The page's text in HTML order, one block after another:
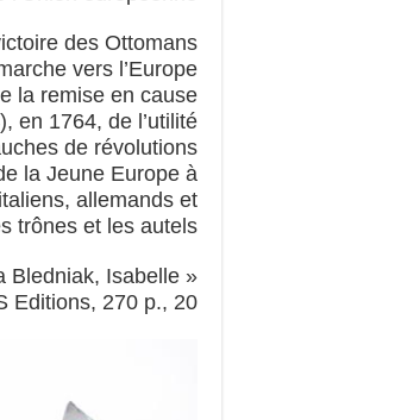
des Ottomans
vers l’Europe
la remise en cause
en 1764, de l’utilité
de révolutions
la Jeune Europe à
allemands et
trônes et les autels.
Bledniak, Isabelle
270 p., 20 €.